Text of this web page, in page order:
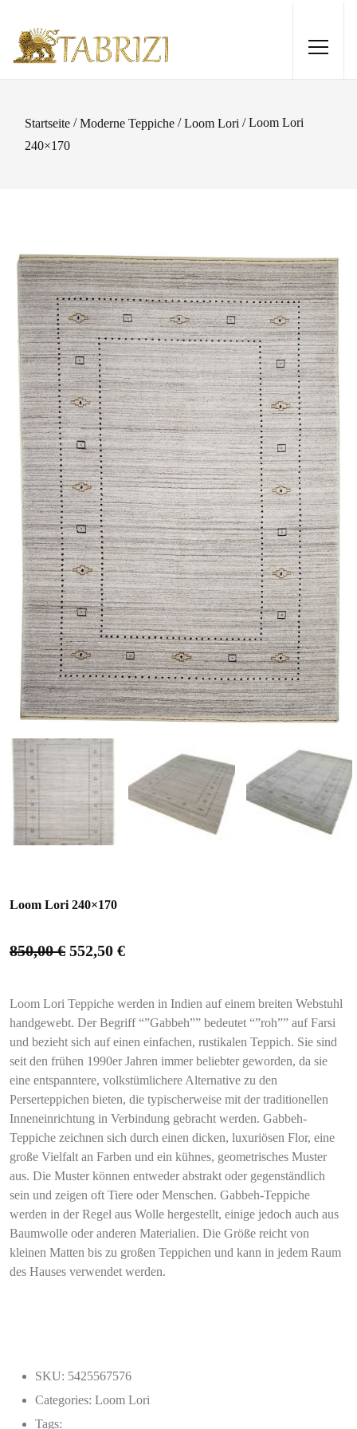
Startseite /Moderne Teppiche /Loom Lori / Loom Lori
240×170
Loom Lori 240×170
850,00€ 552,50 €
Loom Lori Teppiche werden in Indien auf einem breiten Webstuhl
handgewebt. Der Begriff “”Gabbeh”” bedeutet “”roh”” auf Farsi
und bezieht sich auf einen einfachen, rustikalen Teppich. Sie sind
seit den frühen 1990er Jahren immer beliebter geworden, da sie
eine entspanntere, volkstümlichere Alternative zu den
Perserteppichen bieten, die typischerweise mit der traditionellen
Inneneinrichtung in Verbindung gebracht werden. Gabbeh-
Teppiche zeichnen sich durch einen dicken, luxuriösen Flor, eine
große Vielfalt an Farben und ein kühnes, geometrisches Muster
aus. Die Muster können entweder abstrakt oder gegenständlich
sein und zeigen oft Tiere oder Menschen. Gabbeh-Teppiche
werden in der Regel aus Wolle hergestellt, einige jedoch auch aus
Baumwolle oder anderen Materialien. Die Größe reicht von
kleinen Matten bis zu großen Teppichen und kann in jedem Raum
des Hauses verwendet werden.
SKU: 5425567576
Categories: Loom Lori
Tags:
Nain 9La Sherkat 301x90
3.370,00€ + HINZUFÜGEN